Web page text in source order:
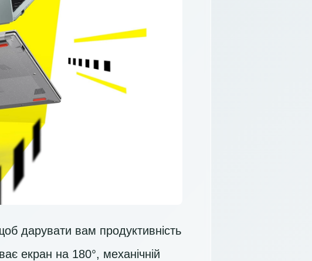
дарувати вам продуктивність
екран на 180°, механічній